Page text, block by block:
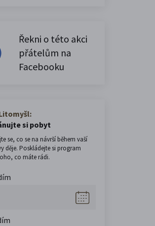
Řekni o této akci
přátelům na
Facebooku
si pobyt
se, co se na návrší během vaší
děje. Poskládejte si program
co máte rádi.